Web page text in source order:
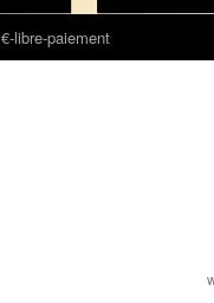
€-libre-paiement